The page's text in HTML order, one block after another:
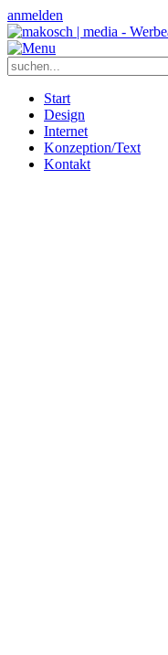
anmelden
Start
Design
Internet
Konzeption/Text
Kontakt